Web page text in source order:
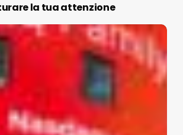
la tua attenzione